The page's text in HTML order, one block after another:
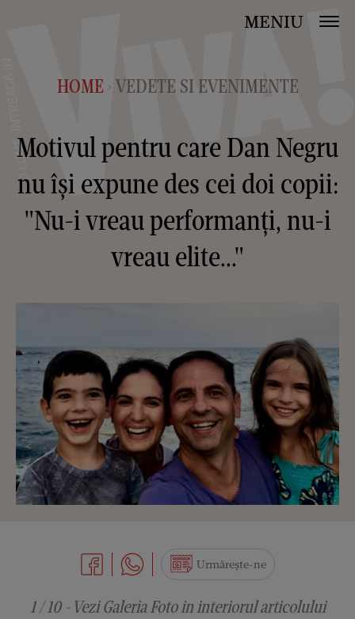
MENIU
HOME > VEDETE SI EVENIMENTE
Motivul pentru care Dan Negru
nu își expune des cei doi copii:
"Nu-i vreau performanți, nu-i
vreau elite..."
Urmărește-ne
1 / 10 - Vezi Galeria Foto in interiorul articolului